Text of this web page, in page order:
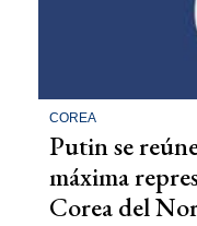
COREA
Putin se
máxima
Corea del